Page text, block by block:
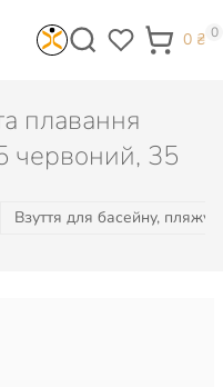
0 ₴ 0
плавання
червоний, 35
Взуття для басейну, пляжу,